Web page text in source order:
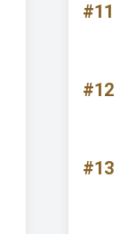
#11
#12
#13